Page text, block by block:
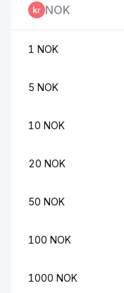
NOK
1 NOK
5 NOK
10 NOK
20 NOK
50 NOK
100 NOK
1000 NOK